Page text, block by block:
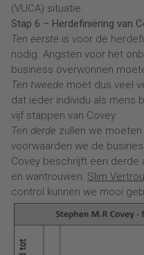
(VUCA) situatie.
Stap 6 – Herdefiniëring van
Ten eerste is voor de
nodig. Angsten voor het
business overwonnen
Ten tweede moet dus veel
dat ieder individu als mens
vijf stappen van Covey.
Ten derde zullen we
voorwaarden we de
Covey beschrijft een derde
en wantrouwen: Slim
control kunnen we mooi